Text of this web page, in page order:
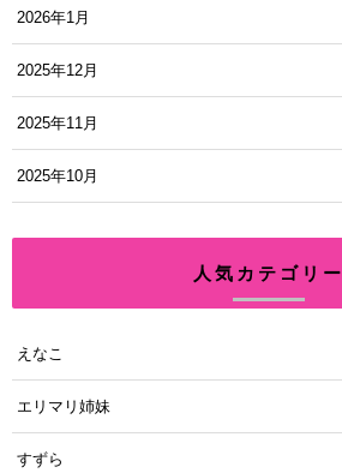
2026年1月
2025年12月
2025年11月
2025年10月
人気カテゴリー
えなこ
エリマリ姉妹
すずら